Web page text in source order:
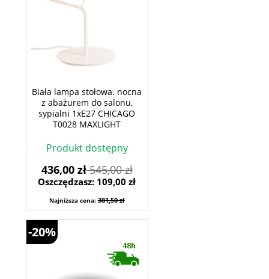
Biała lampa stołowa. nocna
z abażurem do salonu,
sypialni 1xE27 CHICAGO
T0028 MAXLIGHT
Produkt dostępny
436,00 zł545,00 zł
Oszczędzasz: 109,00 zł
Najniższa cena:381,50 zł
-20%